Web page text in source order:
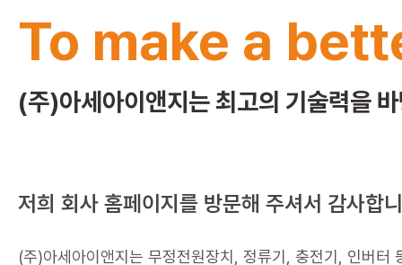
To make a
(주)아세아이앤지는 최고의 기술력을
저희 회사 홈페이지를 방문해 주셔서 감사합
(주)아세아이앤지는 무정전원장치, 정류기, 충전기, 인버터